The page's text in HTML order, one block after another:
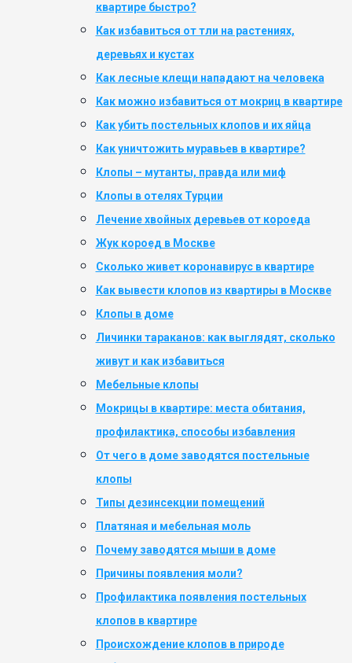
квартире быстро?
Как избавиться от тли на растениях,
деревьях и кустах
Как лесные клещи нападают на человека
Как можно избавиться от мокриц в квартире
Как убить постельных клопов и их яйца
Как уничтожить муравьев в квартире?
Клопы – мутанты, правда или миф
Клопы в отелях Турции
Лечение хвойных деревьев от короеда
Жук короед в Москве
Сколько живет коронавирус в квартире
Как вывести клопов из квартиры в Москве
Клопы в доме
Личинки тараканов: как выглядят, сколько
живут и как избавиться
Мебельные клопы
Мокрицы в квартире: места обитания,
профилактика, способы избавления
От чего в доме заводятся постельные
клопы
Типы дезинсекции помещений
Платяная и мебельная моль
Почему заводятся мыши в доме
Причины появления моли?
Профилактика появления постельных
клопов в квартире
Происхождение клопов в природе